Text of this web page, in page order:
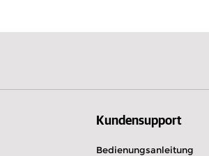
Kundensupport
Bedienungsanleitung